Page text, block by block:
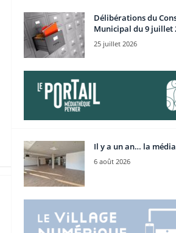
Délibérations du
Municipal du 9 juillet
25 juillet 2026
Il y a un an… la
6 août 2026